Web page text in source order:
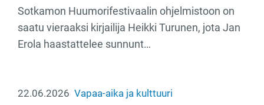
Sotkamon Huumorifestivaalin ohjelmistoon on
saatu vieraaksi kirjailija Heikki Turunen, jota Jan
Erola haastattelee sunnunt…
22.06.2026 Vapaa-aika ja kulttuuri